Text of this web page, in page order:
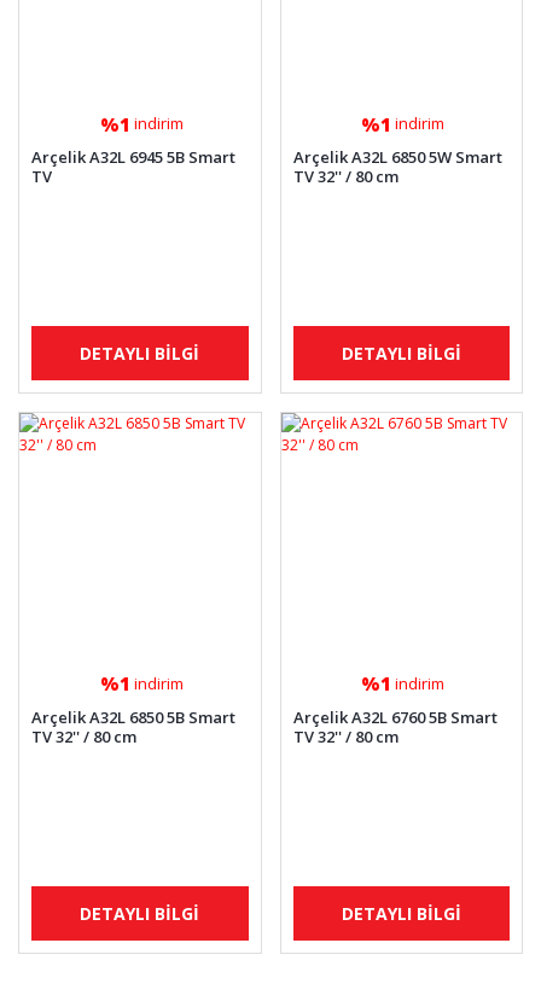
%1 indirim
Arçelik A32L 6945 5B Smart
TV
DETAYLI BİLGİ
%1 indirim
Arçelik A32L 6850 5W Smart
TV 32'' / 80 cm
DETAYLI BİLGİ
%1 indirim
Arçelik A32L 6850 5B Smart
TV 32'' / 80 cm
DETAYLI BİLGİ
%1 indirim
Arçelik A32L 6760 5B Smart
TV 32'' / 80 cm
DETAYLI BİLGİ